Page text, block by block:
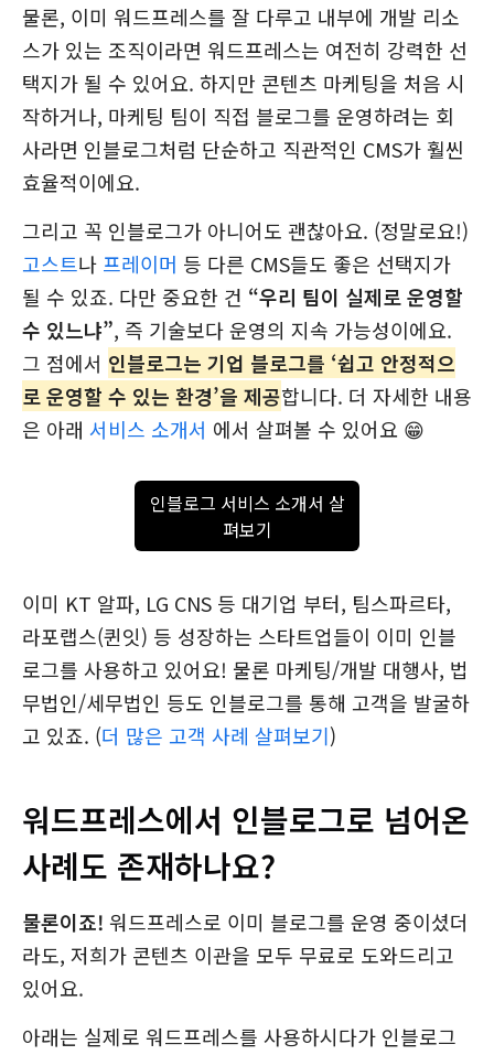
물론, 이미 워드프레스를 잘 다루고 내부에 개발 리소
스가 있는 조직이라면 워드프레스는 여전히 강력한 선
택지가 될 수 있어요. 하지만 콘텐츠 마케팅을 처음 시
작하거나, 마케팅 팀이 직접 블로그를 운영하려는 회
사라면 인블로그처럼 단순하고 직관적인 CMS가 훨씬
효율적이에요.
그리고 꼭 인블로그가 아니어도 괜찮아요. (정말로요!)
고스트나 프레이머 등 다른 CMS들도 좋은 선택지가
될 수 있죠. 다만 중요한 건 “우리 팀이 실제로 운영할
수 있느냐”, 즉 기술보다 운영의 지속 가능성이에요.
그 점에서 인블로그는 기업 블로그를 ‘쉽고 안정적으
로 운영할 수 있는 환경’을 제공합니다. 더 자세한 내용
은 아래 서비스 소개서 에서 살펴볼 수 있어요 😁
인블로그 서비스 소개서 살
펴보기
이미 KT 알파, LG CNS 등 대기업 부터, 팀스파르타,
라포랩스(퀸잇) 등 성장하는 스타트업들이 이미 인블
로그를 사용하고 있어요! 물론 마케팅/개발 대행사, 법
무법인/세무법인 등도 인블로그를 통해 고객을 발굴하
고 있죠. (더 많은 고객 사례 살펴보기)
워드프레스에서 인블로그로 넘어온
사례도 존재하나요?
물론이죠! 워드프레스로 이미 블로그를 운영 중이셨더
라도, 저희가 콘텐츠 이관을 모두 무료로 도와드리고
있어요.
아래는 실제로 워드프레스를 사용하시다가 인블로그